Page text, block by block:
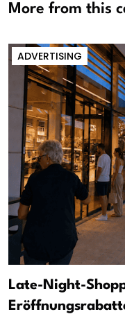
More from this
ADVERTISING
Late-Night-